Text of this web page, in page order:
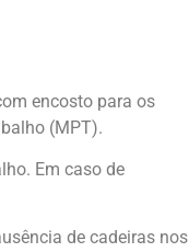
encosto para os
(MPT).
Em caso de
de cadeiras nos